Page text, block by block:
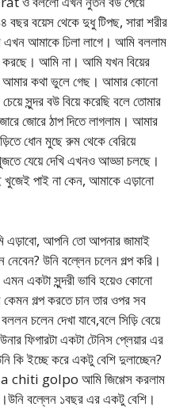
বছর বয়েস থেকে দুধু টিপছ, সারা শরীর
আমাকে ঢিলা লাগে। আমি বললাম
করছে। আমি না। আমি যখন বিয়ের
আমার কথা ভুলে গেছ। আমার কোনো
সুন্দর বউ বিয়ে করেছি বলে তোমার
জোরে ঠাপ দিতে লাগলাম। আমার
ধোন মুছে রুম থেকে বেরিয়ে
যেয়ে দেখি এখনও আড্ডা চলছে।
খুজেই পাই না কেন, আমাকে এড়ানো
আপনি তো আপনার জামাই
উনি বল্লেন চলেন গল্প করি।
একটা সুন্দরী ভাবি হয়েও কোনো
কেমন গল্প করতে চান তার ওপর সব
চলেন দেখা যাবে,বলে সিড়ি বেয়ে
ফিগারটা একটা টেনিস প্লেয়ার এর
কি ইচ্ছে করে একটু বেশি দুলাচ্ছেন?
chiti golpo আমি জিগ্গেস করলাম
বল্লেন ১বছর এর একটু বেশি।